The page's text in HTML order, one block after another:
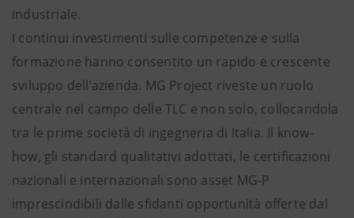
industriale.
I continui investimenti sulle competenze e sulla
formazione hanno consentito un rapido e crescente
sviluppo dell’azienda. MG Project riveste un ruolo
centrale nel campo delle TLC e non solo, collocandola
tra le prime società di ingegneria di Italia. Il know-
how, gli standard qualitativi adottati, le certificazioni
nazionali e internazionali sono asset MG-P
imprescindibili dalle sfidanti opportunità offerte dal